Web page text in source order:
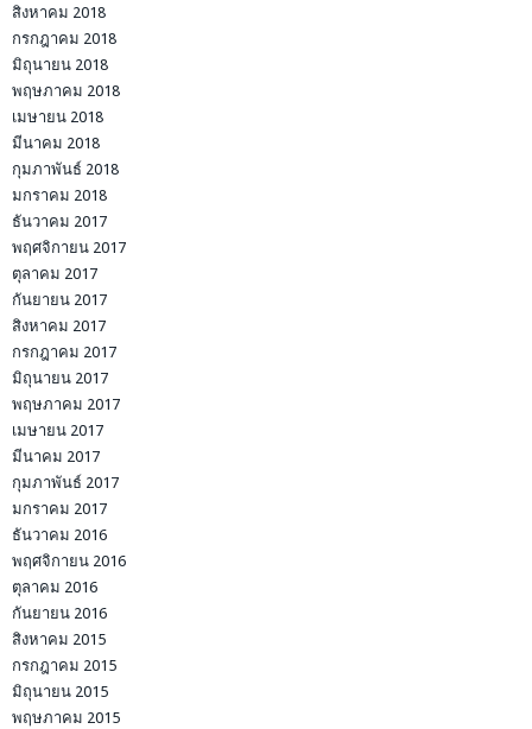
สิงหาคม 2018
กรกฎาคม 2018
มิถุนายน 2018
พฤษภาคม 2018
เมษายน 2018
มีนาคม 2018
กุมภาพันธ์ 2018
มกราคม 2018
ธันวาคม 2017
พฤศจิกายน 2017
ตุลาคม 2017
กันยายน 2017
สิงหาคม 2017
กรกฎาคม 2017
มิถุนายน 2017
พฤษภาคม 2017
เมษายน 2017
มีนาคม 2017
กุมภาพันธ์ 2017
มกราคม 2017
ธันวาคม 2016
พฤศจิกายน 2016
ตุลาคม 2016
กันยายน 2016
สิงหาคม 2015
กรกฎาคม 2015
มิถุนายน 2015
พฤษภาคม 2015